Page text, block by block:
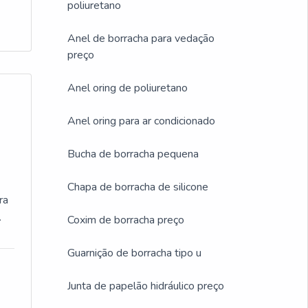
poliuretano
Anel de borracha para vedação
preço
Anel oring de poliuretano
Anel oring para ar condicionado
Bucha de borracha pequena
Chapa de borracha de silicone
Coxim de borracha preço
Guarnição de borracha tipo u
Junta de papelão hidráulico preço